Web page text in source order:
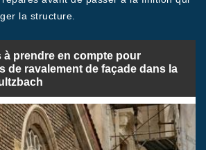
la structure.
à prendre en compte pour
de ravalement de façade dans la